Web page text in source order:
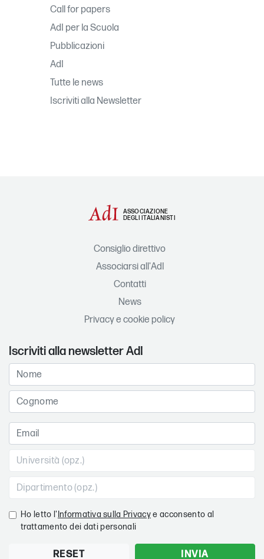
Call for papers
AdI per la Scuola
Pubblicazioni
AdI
Tutte le news
Iscriviti alla Newsletter
ASSOCIAZIONE
DEGLI ITALIANISTI
Consiglio direttivo
Associarsi all'AdI
Contatti
News
Privacy e cookie policy
Iscriviti alla newsletter AdI
Ho letto l' Informativa sulla Privacye acconsento al
trattamento dei dati personali
RESET INVIA